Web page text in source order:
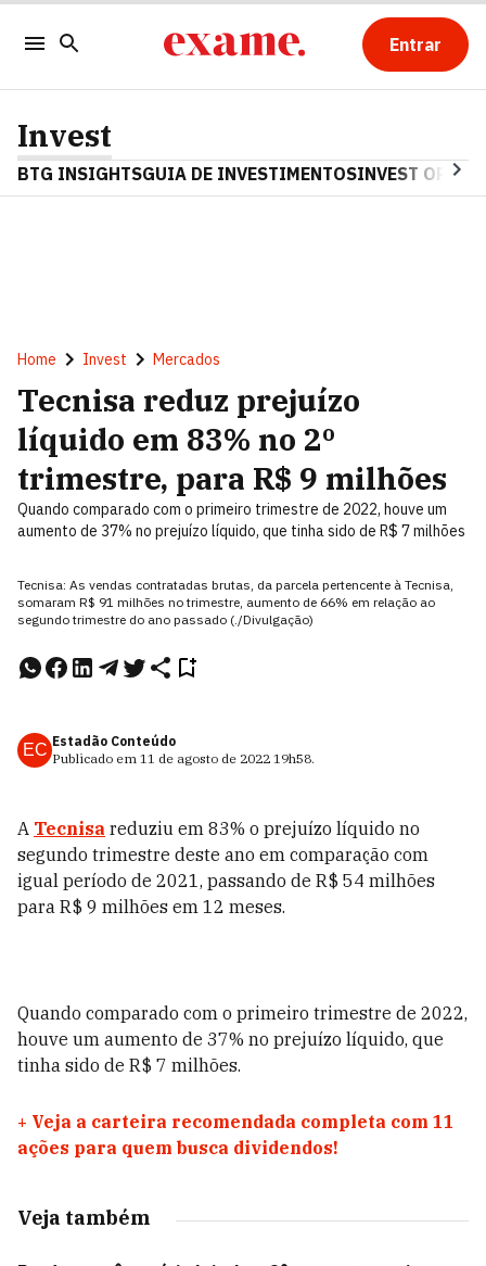
Entrar
Invest
BTG INSIGHTSGUIA DE INVESTIMENTOSINVEST OPINA
Home Invest Mercados
Tecnisa reduz prejuízo
líquido em 83% no 2º
trimestre, para R$ 9 milhões
Quando comparado com o primeiro trimestre de 2022, houve um
aumento de 37% no prejuízo líquido, que tinha sido de R$ 7 milhões
Tecnisa: As vendas contratadas brutas, da parcela pertencente à Tecnisa,
somaram R$ 91 milhões no trimestre, aumento de 66% em relação ao
segundo trimestre do ano passado (./Divulgação)
EC Estadão Conteúdo
Publicado em 11 de agosto de 2022 19h58.
A Tecnisa reduziu em 83% o prejuízo líquido no
segundo trimestre deste ano em comparação com
igual período de 2021, passando de R$ 54 milhões
para R$ 9 milhões em 12 meses.
Quando comparado com o primeiro trimestre de 2022,
houve um aumento de 37% no prejuízo líquido, que
tinha sido de R$ 7 milhões.
+ Veja a carteira recomendada completa com 11
ações para quem busca dividendos!
Veja também